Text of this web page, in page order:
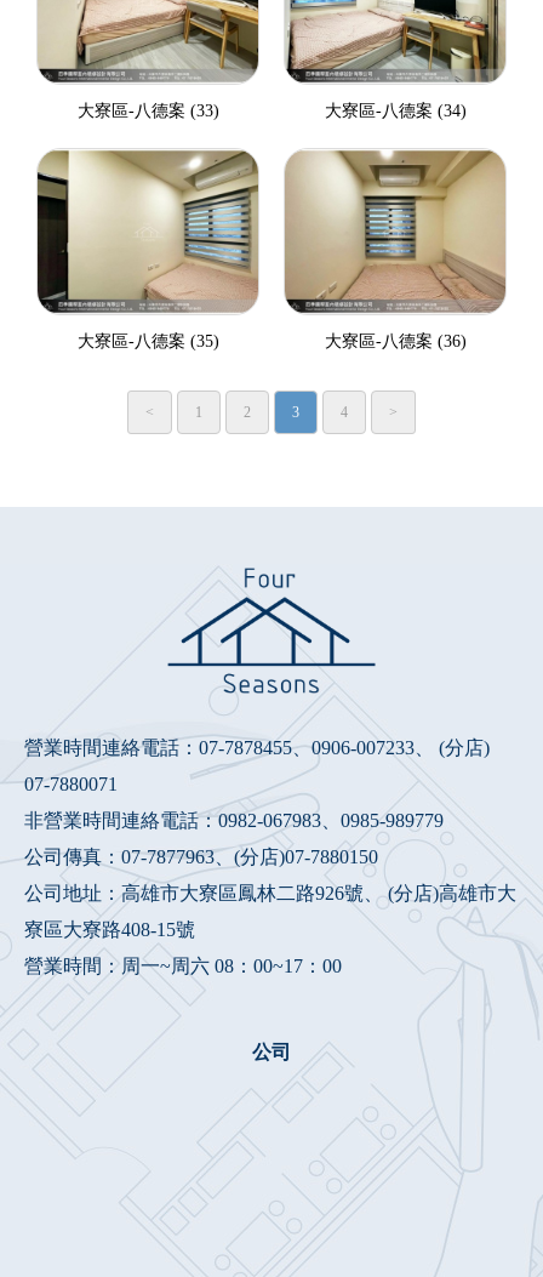
大寮區-八德案 (33) 大寮區-八德案 (34)
大寮區-八德案 (35) 大寮區-八德案 (36)
< 1 2 3 4 >
營業時間連絡電話： 07-7878455、0906-007233 、 (分店)
07-7880071
非營業時間連絡電話：0982-067983
0985-989779
公司傳真：07-7877963、(分店)07-7880150
公司地址：高雄市大寮區鳳林二路926號、 (分店)高雄市大
寮區大寮路408-15號
營業時間：周一~周六 08：00~17：00
公司